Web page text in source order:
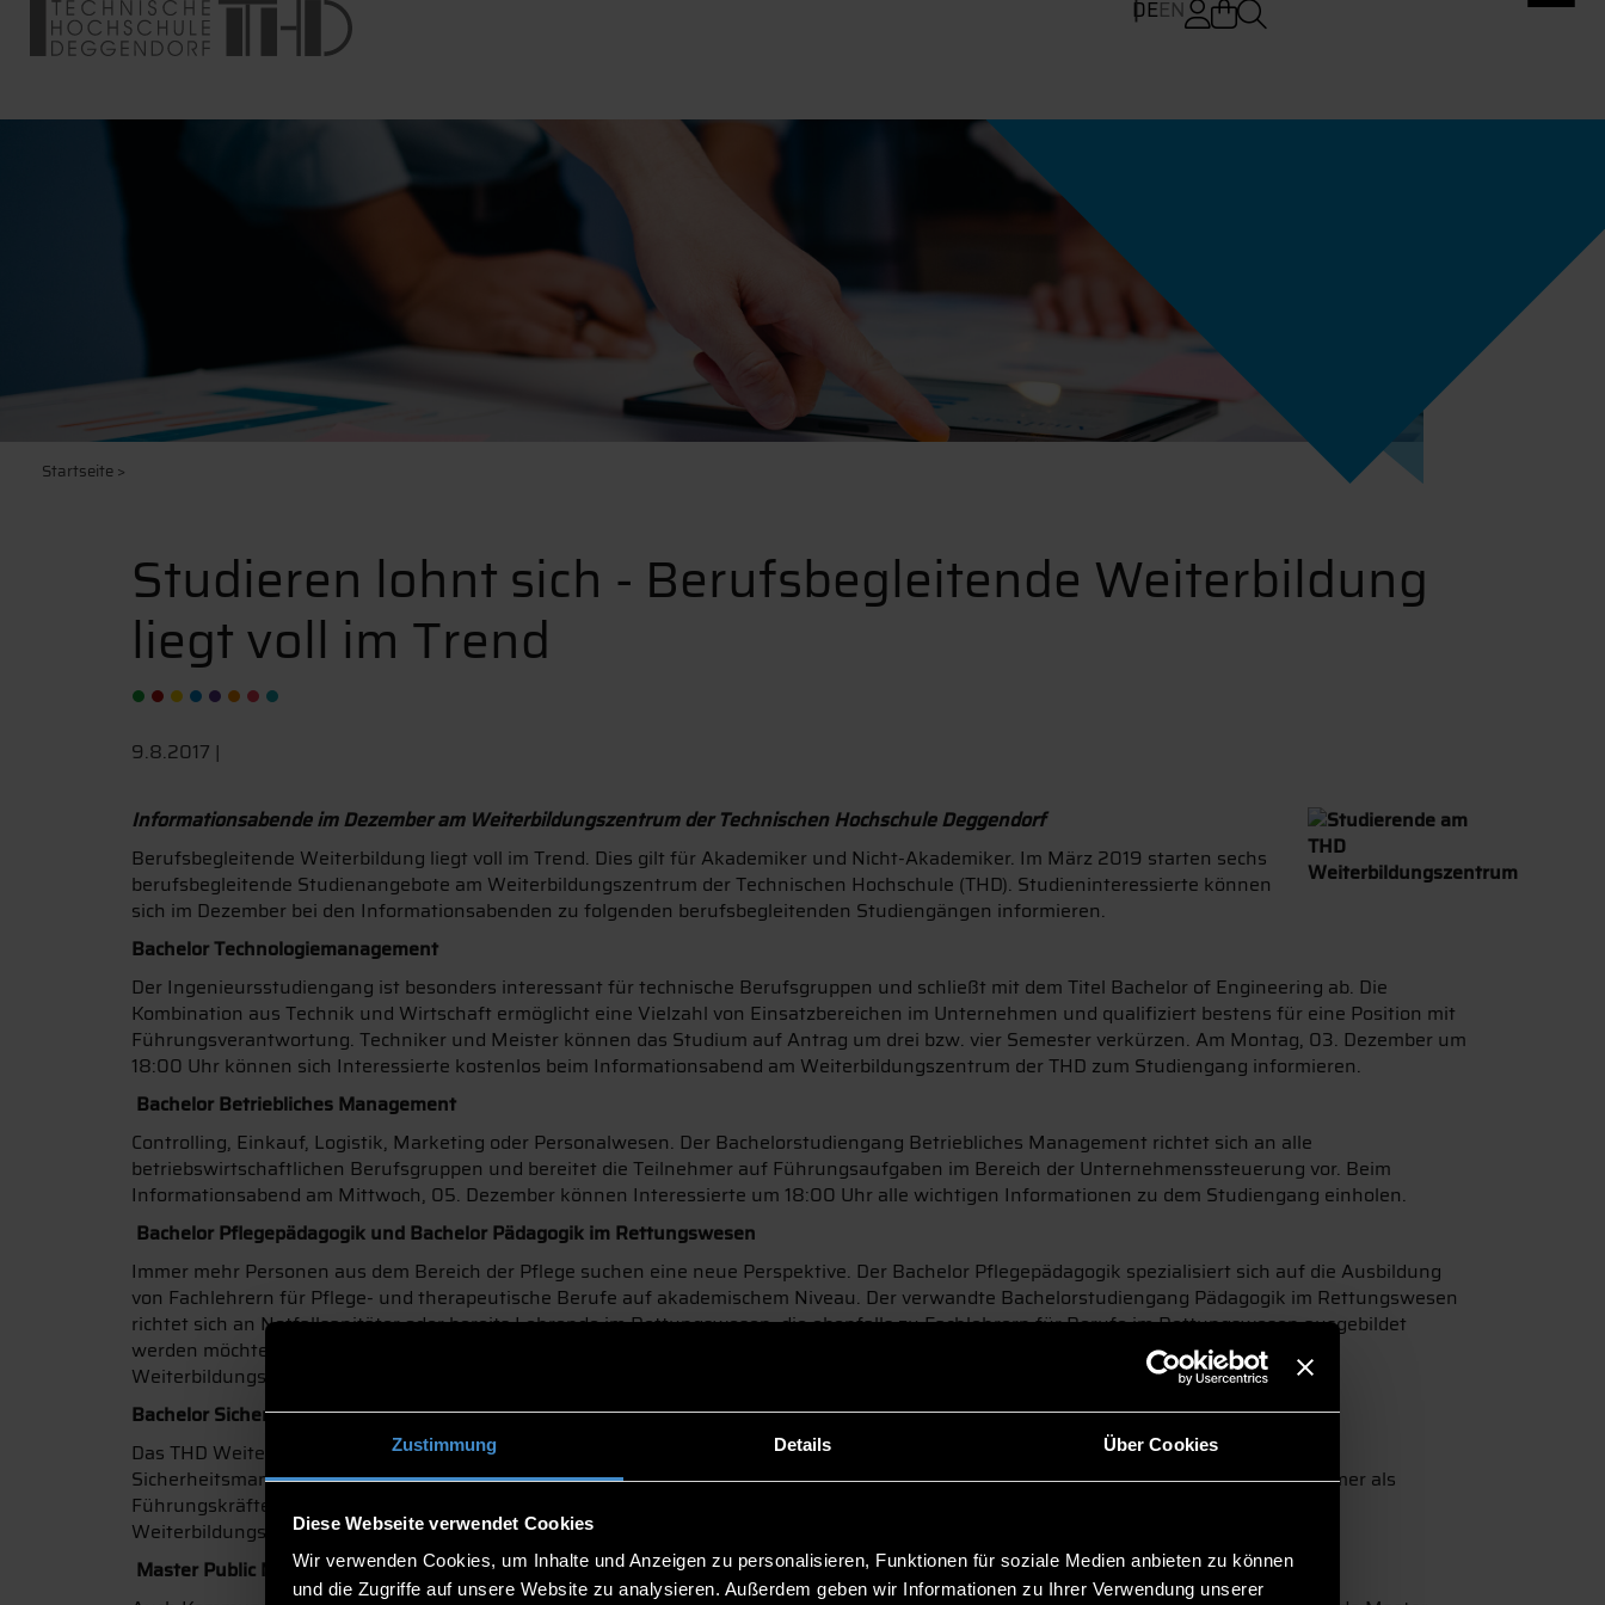
Zustimmung Details Über Cookies
Diese Webseite verwendet Cookies
Wir verwenden Cookies, um Inhalte und Anzeigen zu personalisieren, Funktionen für soziale Medien anbieten zu können
und die Zugriffe auf unsere Website zu analysieren. Außerdem geben wir Informationen zu Ihrer Verwendung unserer
DEEN
Startseite>
Studieren lohnt sich - Berufsbegleitende Weiterbildung
liegt voll im Trend
9.8.2017 |
Informationsabende im Dezember am Weiterbildungszentrum der Technischen Hochschule Deggendorf
Berufsbegleitende Weiterbildung liegt voll im Trend. Dies gilt für Akademiker und Nicht-Akademiker. Im März 2019 starten sechs
berufsbegleitende Studienangebote am Weiterbildungszentrum der Technischen Hochschule (THD). Studieninteressierte können
sich im Dezember bei den Informationsabenden zu folgenden berufsbegleitenden Studiengängen informieren.
Bachelor Technologiemanagement
Der Ingenieursstudiengang ist besonders interessant für technische Berufsgruppen und schließt mit dem Titel Bachelor of Engineering ab. Die
Kombination aus Technik und Wirtschaft ermöglicht eine Vielzahl von Einsatzbereichen im Unternehmen und qualifiziert bestens für eine Position mit
Führungsverantwortung. Techniker und Meister können das Studium auf Antrag um drei bzw. vier Semester verkürzen. Am Montag, 03. Dezember um
18:00 Uhr können sich Interessierte kostenlos beim Informationsabend am Weiterbildungszentrum der THD zum Studiengang informieren.
Bachelor Betriebliches Management
Controlling, Einkauf, Logistik, Marketing oder Personalwesen. Der Bachelorstudiengang Betriebliches Management richtet sich an alle
betriebswirtschaftlichen Berufsgruppen und bereitet die Teilnehmer auf Führungsaufgaben im Bereich der Unternehmenssteuerung vor. Beim
Informationsabend am Mittwoch, 05. Dezember können Interessierte um 18:00 Uhr alle wichtigen Informationen zu dem Studiengang einholen.
Bachelor Pflegepädagogik und Bachelor Pädagogik im Rettungswesen
Immer mehr Personen aus dem Bereich der Pflege suchen eine neue Perspektive. Der Bachelor Pflegepädagogik spezialisiert sich auf die Ausbildung
von Fachlehrern für Pflege- und therapeutische Berufe auf akademischem Niveau. Der verwandte Bachelorstudiengang Pädagogik im Rettungswesen
richtet sich an Notfallsanitäter oder bereits Lehrende im Rettungswesen, die ebenfalls zu Fachlehrern für Berufe im Rettungswesen ausgebildet
werden möchten. Studieninteressierte können sich am Montag, 10. Dezember bei der Informationsveranstaltung ab 18:00 Uhr am
Weiterbildungszentrum informieren.
Bachelor Sicherheitsmanagement
Das THD Weiterbildungszentrum bietet erstmals ab März 2019 für alle Arbeitnehmer aus dem Sicherheitssegment den Bachelor
Sicherheitsmanagement an. Durch die Kombination von betriebswirtschaftlichen und sicherheitsrelevanten Inhalten werden die Teilnehmer als
Führungskräfte in der Sicherheitsbranche vorbereitet. Am Dienstag, 11. Dezember um 18:00 Uhr findet ein Informationsabend zu diesem
Weiterbildungsangebot statt.
Master Public Management